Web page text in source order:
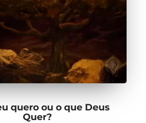
quero ou o que Deus
Quer?